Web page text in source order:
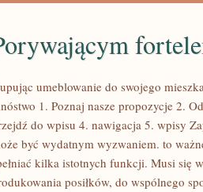
umeblowanie do swojego
1. Poznaj nasze propozycje 2.
do wpisu 4. nawigacja 5. wpisy
być wydatnym wyzwaniem. to
kilka istotnych funkcji. Musi się
posiłków, do wspólnego